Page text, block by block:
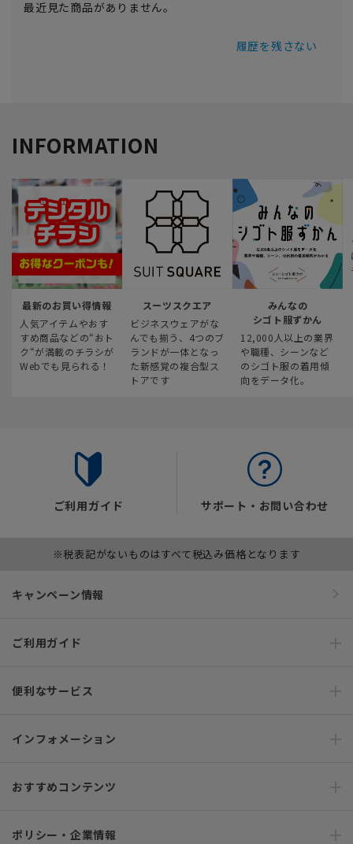
最近見た商品がありません。
履歴を残さない
INFORMATION
最新のお買い得情報
人気アイテムやおす
すめ商品などの“おト
ク“が満載のチラシが
Webでも見られる！
スーツスクエア
ビジネスウェアがな
んでも揃う、4つのブ
ランドが一体となっ
た新感覚の複合型ス
トアです
みんなの
シゴト服ずかん
12,000人以上の業界
や職種、シーンなど
のシゴト服の着用傾
向をデータ化。
ご利用ガイド サポート・お問い合わせ
※税表記がないものはすべて税込み価格となります
キャンペーン情報
ご利用ガイド
便利なサービス
インフォメーション
おすすめコンテンツ
ポリシー・企業情報